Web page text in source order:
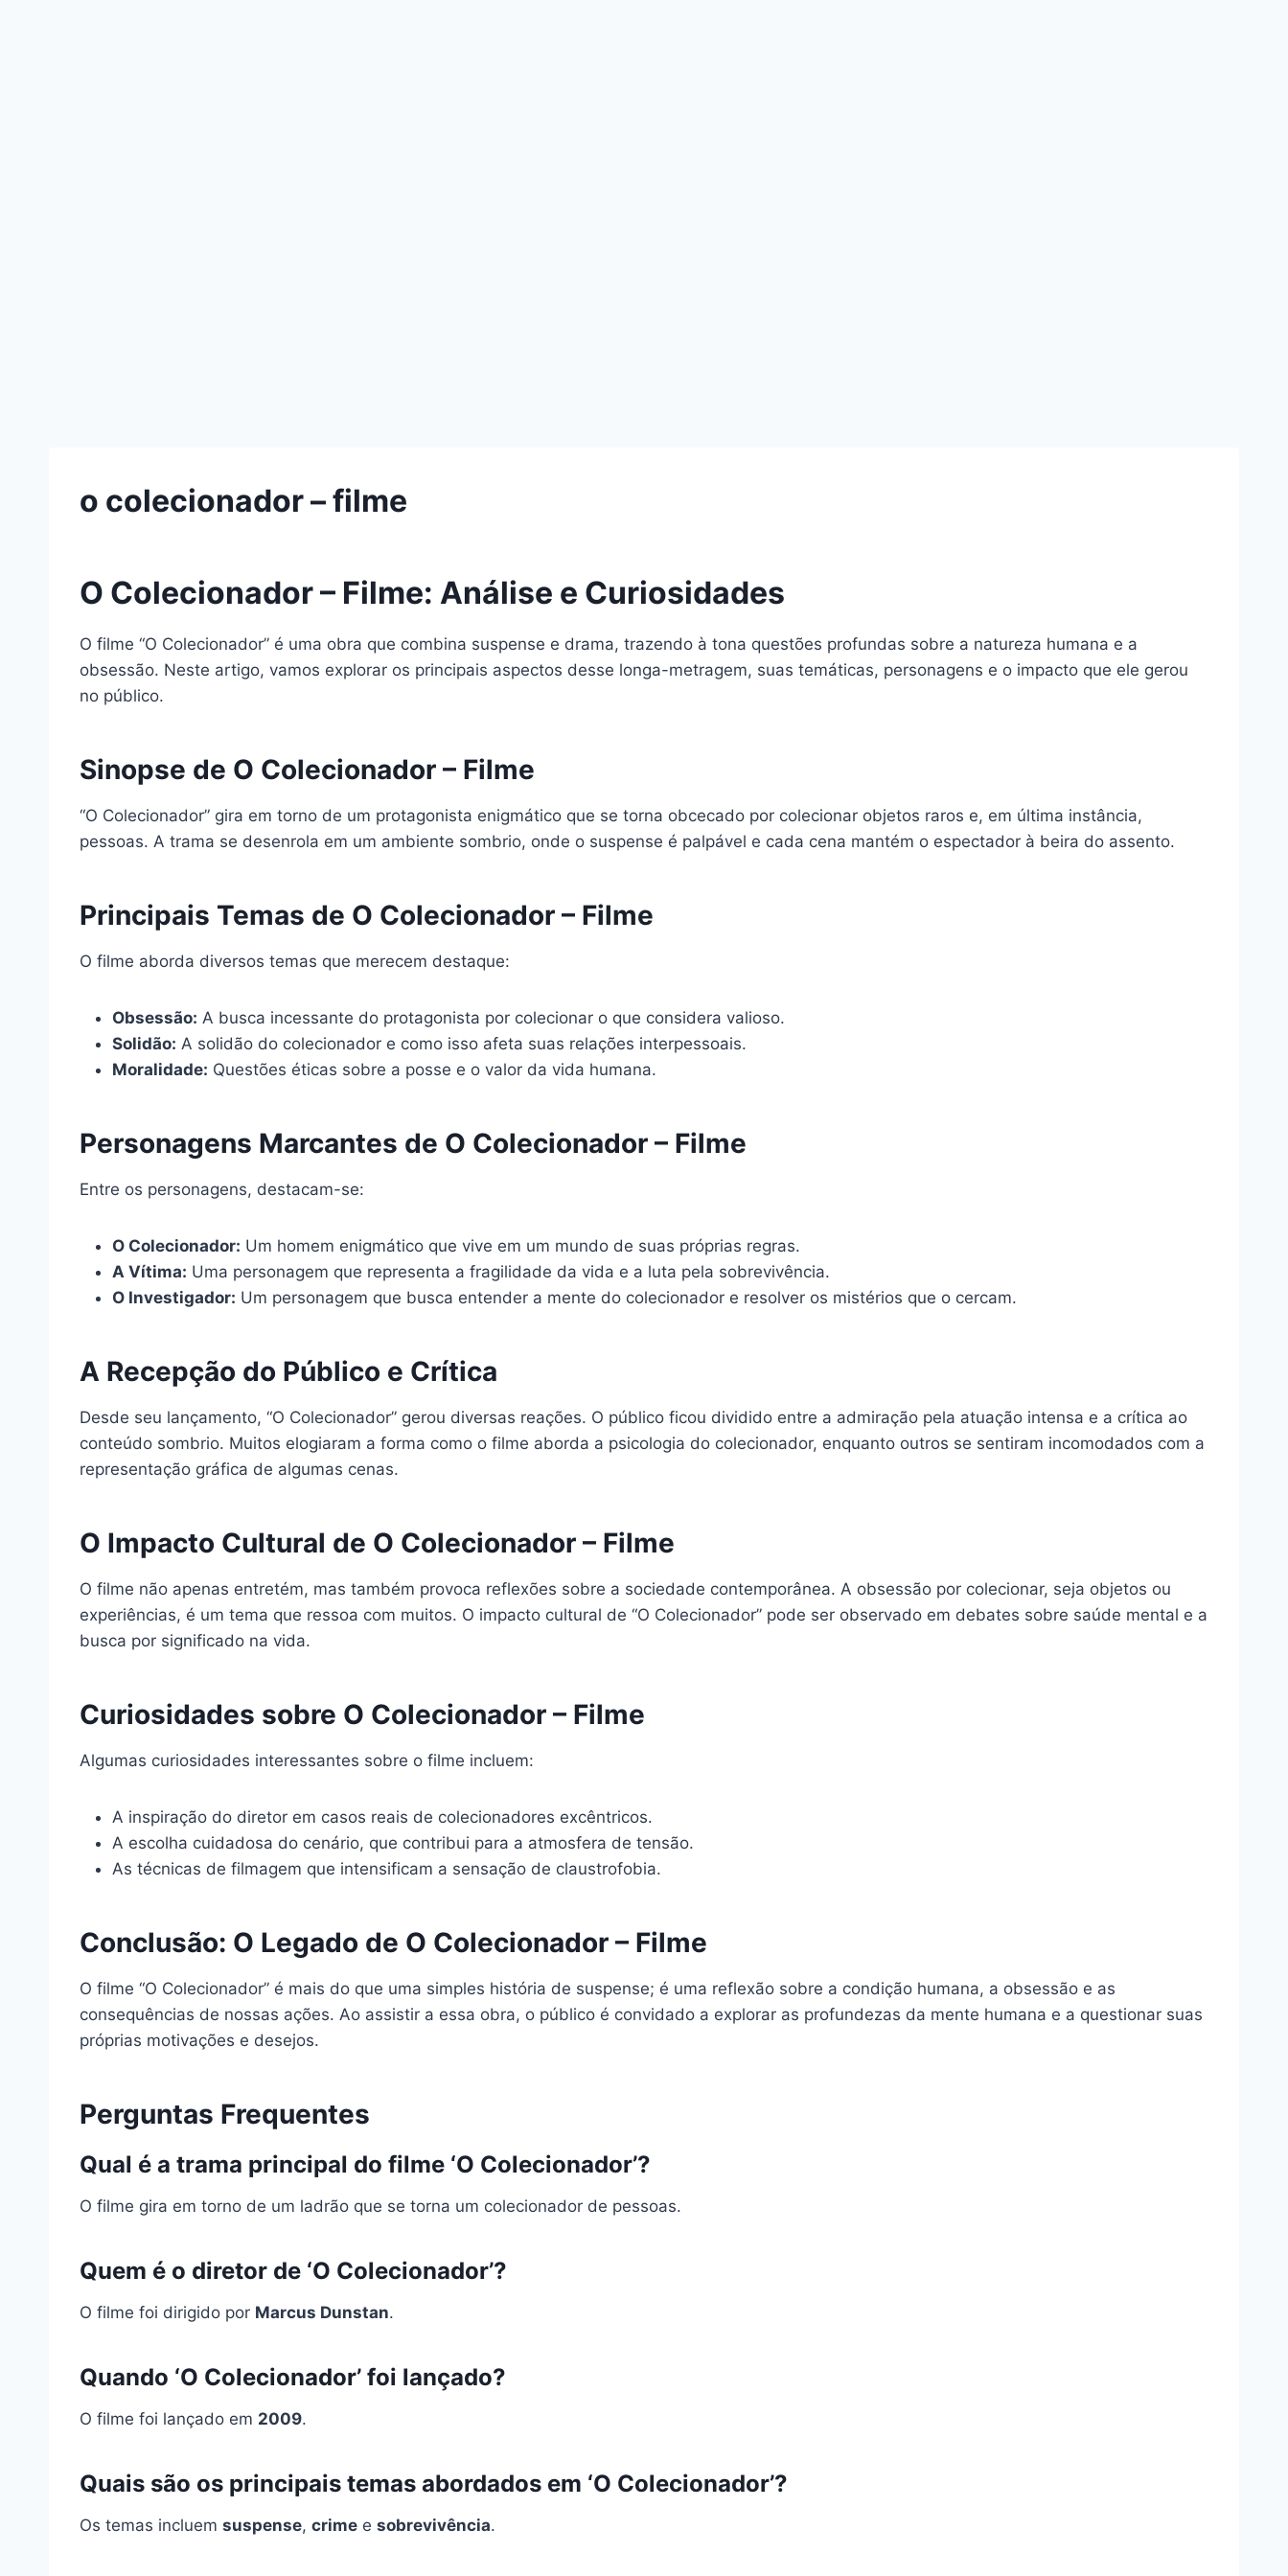
o colecionador – filme
O Colecionador – Filme: Análise e Curiosidades
O filme “O Colecionador” é uma obra que combina suspense e drama, trazendo à tona questões profundas sobre a natureza humana e a
obsessão. Neste artigo, vamos explorar os principais aspectos desse longa-metragem, suas temáticas, personagens e o impacto que ele gerou
no público.
Sinopse de O Colecionador – Filme
“O Colecionador” gira em torno de um protagonista enigmático que se torna obcecado por colecionar objetos raros e, em última instância,
pessoas. A trama se desenrola em um ambiente sombrio, onde o suspense é palpável e cada cena mantém o espectador à beira do assento.
Principais Temas de O Colecionador – Filme
O filme aborda diversos temas que merecem destaque:
Obsessão: A busca incessante do protagonista por colecionar o que considera valioso.
Solidão: A solidão do colecionador e como isso afeta suas relações interpessoais.
Moralidade: Questões éticas sobre a posse e o valor da vida humana.
Personagens Marcantes de O Colecionador – Filme
Entre os personagens, destacam-se:
O Colecionador: Um homem enigmático que vive em um mundo de suas próprias regras.
A Vítima: Uma personagem que representa a fragilidade da vida e a luta pela sobrevivência.
O Investigador: Um personagem que busca entender a mente do colecionador e resolver os mistérios que o cercam.
A Recepção do Público e Crítica
Desde seu lançamento, “O Colecionador” gerou diversas reações. O público ficou dividido entre a admiração pela atuação intensa e a crítica ao
conteúdo sombrio. Muitos elogiaram a forma como o filme aborda a psicologia do colecionador, enquanto outros se sentiram incomodados com a
representação gráfica de algumas cenas.
O Impacto Cultural de O Colecionador – Filme
O filme não apenas entretém, mas também provoca reflexões sobre a sociedade contemporânea. A obsessão por colecionar, seja objetos ou
experiências, é um tema que ressoa com muitos. O impacto cultural de “O Colecionador” pode ser observado em debates sobre saúde mental e a
busca por significado na vida.
Curiosidades sobre O Colecionador – Filme
Algumas curiosidades interessantes sobre o filme incluem:
A inspiração do diretor em casos reais de colecionadores excêntricos.
A escolha cuidadosa do cenário, que contribui para a atmosfera de tensão.
As técnicas de filmagem que intensificam a sensação de claustrofobia.
Conclusão: O Legado de O Colecionador – Filme
O filme “O Colecionador” é mais do que uma simples história de suspense; é uma reflexão sobre a condição humana, a obsessão e as
consequências de nossas ações. Ao assistir a essa obra, o público é convidado a explorar as profundezas da mente humana e a questionar suas
próprias motivações e desejos.
Perguntas Frequentes
Qual é a trama principal do filme ‘O Colecionador’?
O filme gira em torno de um ladrão que se torna um colecionador de pessoas.
Quem é o diretor de ‘O Colecionador’?
O filme foi dirigido por Marcus Dunstan.
Quando ‘O Colecionador’ foi lançado?
O filme foi lançado em 2009.
Quais são os principais temas abordados em ‘O Colecionador’?
Os temas incluem suspense, crime e sobrevivência.